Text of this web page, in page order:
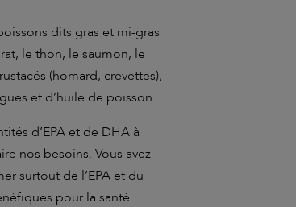
dits gras et mi-gras
le thon, le saumon, le
(homard, crevettes),
et d’huile de poisson.
d’EPA et de DHA à
nos besoins. Vous avez
surtout de l’EPA et du
pour la santé.